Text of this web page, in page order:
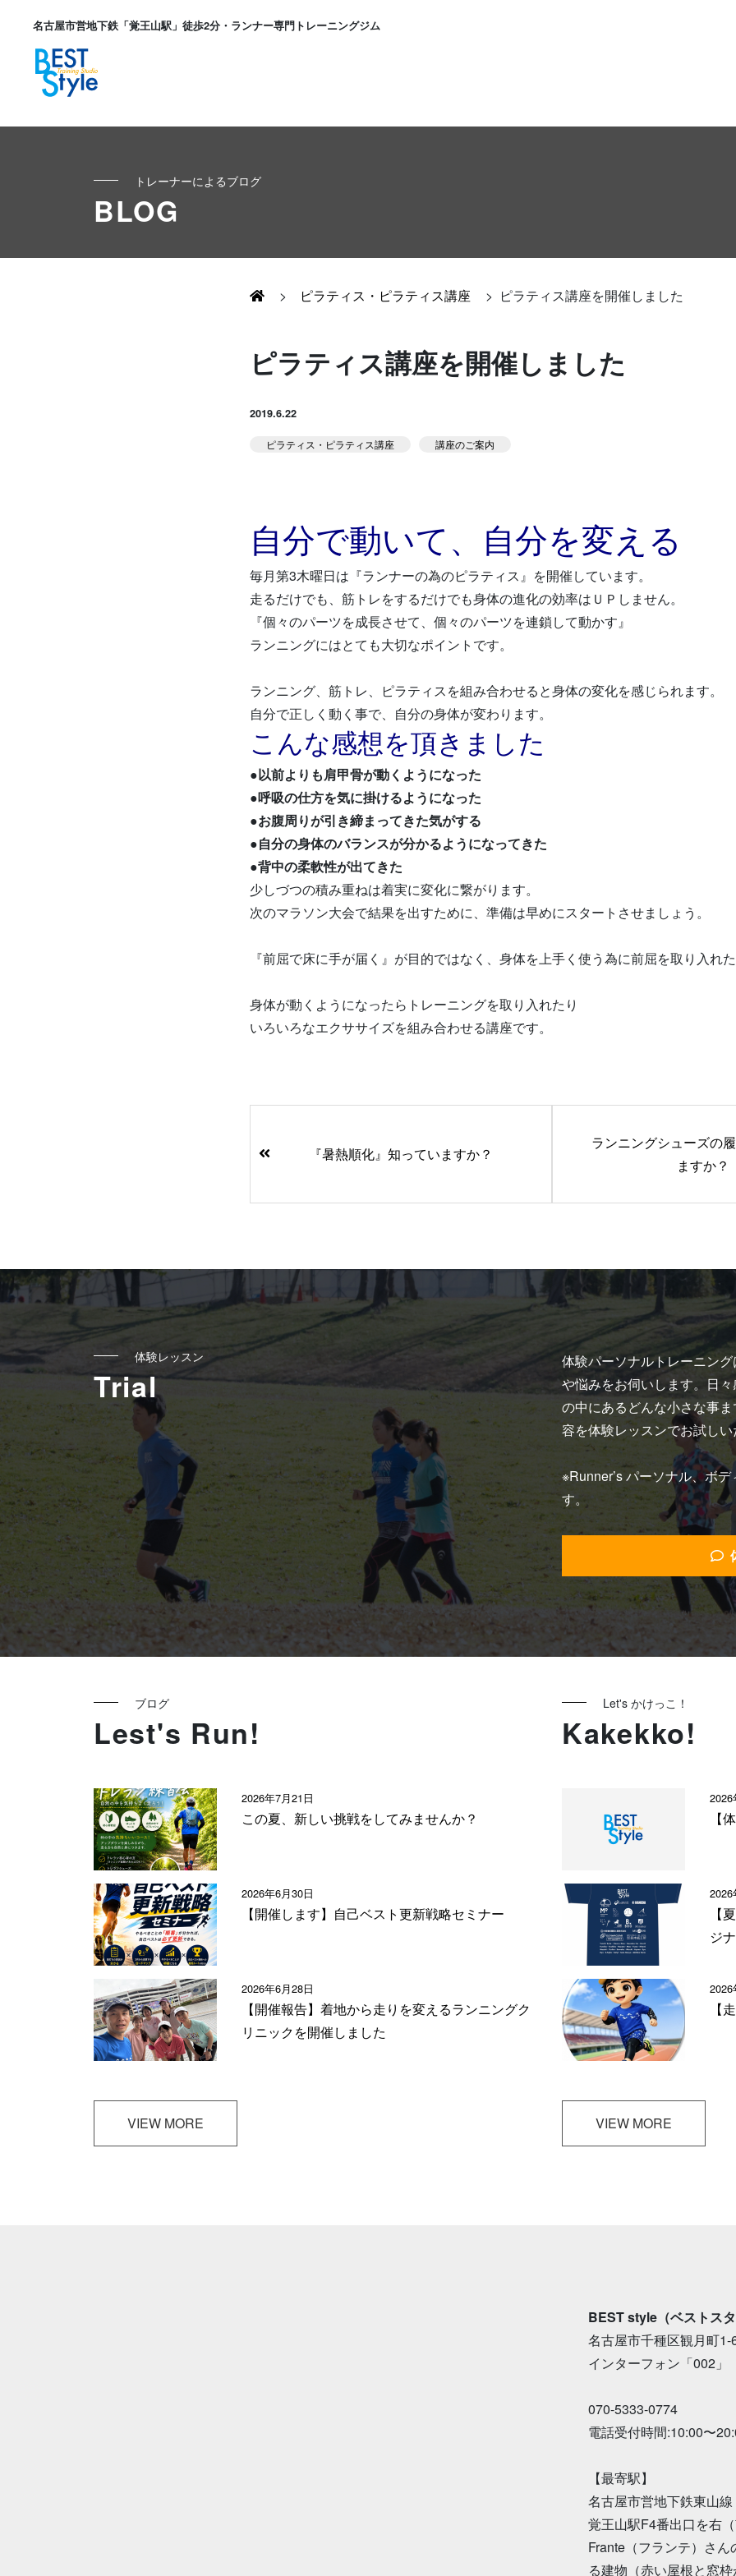
名古屋市営地下鉄「覚王山駅」徒歩2分・ランナー専門トレーニングジム
KIDSかけっこ
体験予約する
トレーナーによるブログ
BLOG
> ピラティス・ピラティス講座 > ピラティス講座を開催しました
ピラティス講座を開催しました
2019.6.22
ピラティス・ピラティス講座 講座のご案内
自分で動いて、自分を変える
毎月第3木曜日は『ランナーの為のピラティス』を開催しています。
走るだけでも、筋トレをするだけでも身体の進化の効率はＵＰしません。
『個々のパーツを成長させて、個々のパーツを連鎖して動かす』
ランニングにはとても大切なポイントです。
ランニング、筋トレ、ピラティスを組み合わせると身体の変化を感じられます。
自分で正しく動く事で、自分の身体が変わります。
こんな感想を頂きました
●以前よりも肩甲骨が動くようになった
●呼吸の仕方を気に掛けるようになった
●お腹周りが引き締まってきた気がする
●自分の身体のバランスが分かるようになってきた
●背中の柔軟性が出てきた
少しづつの積み重ねは着実に変化に繋がります。
次のマラソン大会で結果を出すために、準備は早めにスタートさせましょう。
『前屈で床に手が届く』が目的ではなく、身体を上手く使う為に前屈を取り入れ
身体が動くようになったらトレーニングを取り入れたり
いろいろなエクササイズを組み合わせる講座です。
後
記
へ
の
リ
ン
ク
『暑熱順化』知っていますか？
ランニングシューズの
ますか？
体験レッスン
Trial
体験パーソナルトレーニン
や悩みをお伺いします。日
の中にあるどんな小さな事
容を体験レッスンでお試し
※Runner’s パーソナル、ボ
す。
ブログ
Lest's Run!
2026年7月21日
この夏、新しい挑戦をしてみませんか？
2026年6月30日
【開催します】自己ベスト更新戦略セミナー
2026年6月28日
【開催報告】着地から走りを変えるランニングク
リニックを開催しました
VIEW MORE
Let's かけっこ！
Kakekko!
2026
【
2026
【
ジ
2026
【
VIEW MORE
BEST style（ベストス
名古屋市千種区観月町
インターフォン「002」
070-5333-0774
電話受付時間:10:00〜
【最寄駅】
名古屋市営地下鉄東山
覚王山駅F4番出口を右
Frante（フランテ）さ
る建物（赤い屋根と窓